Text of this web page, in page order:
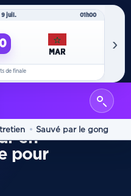
9 juil. 01h00
MAR
de finale
›
Sauvé par le gong
en
pour